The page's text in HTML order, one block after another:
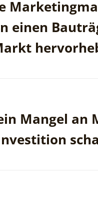
Management und die
Werbematerialien.
einen
Mangel an